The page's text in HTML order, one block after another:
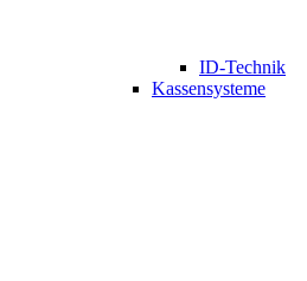
ID-Technik
Kassensysteme